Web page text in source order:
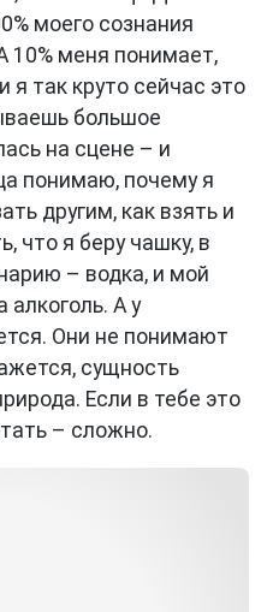
моего сознания
10% меня понимает,
так круто сейчас это
большое
на сцене – и
понимаю, почему я
другим, как взять и
что я беру чашку, в
– водка, и мой
алкоголь. А у
Они не понимают
сущность
Если в тебе это
– сложно.